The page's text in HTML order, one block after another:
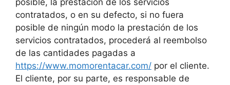
contratados, o en su defecto, si no fuera
posible de ningún modo la prestación de los
servicios contratados, procederá al reembolso
de las cantidades pagadas a
https://www.momorentacar.com/ por el cliente.
El cliente, por su parte, es responsable de